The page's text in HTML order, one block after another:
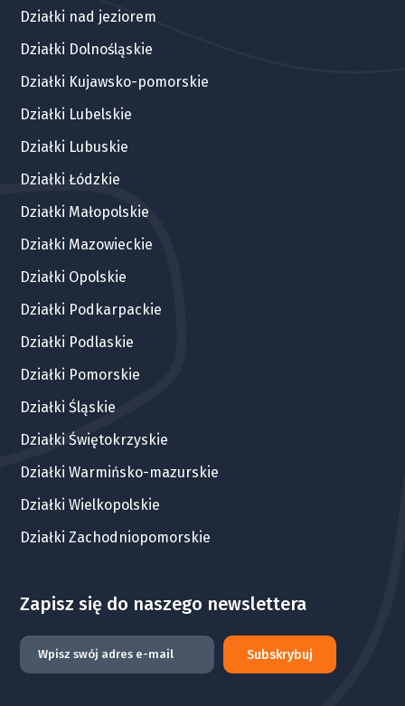
Działki nad jeziorem
Działki Dolnośląskie
Działki Kujawsko-pomorskie
Działki Lubelskie
Działki Lubuskie
Działki Łódzkie
Działki Małopolskie
Działki Mazowieckie
Działki Opolskie
Działki Podkarpackie
Działki Podlaskie
Działki Pomorskie
Działki Śląskie
Działki Świętokrzyskie
Działki Warmińsko-mazurskie
Działki Wielkopolskie
Działki Zachodniopomorskie
Zapisz się do naszego newslettera
Subskrybuj